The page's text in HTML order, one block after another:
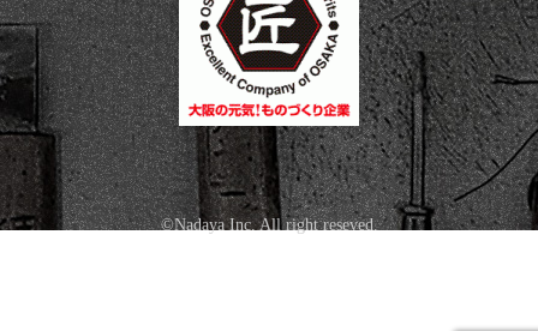
©Nadaya Inc. All right reseved.